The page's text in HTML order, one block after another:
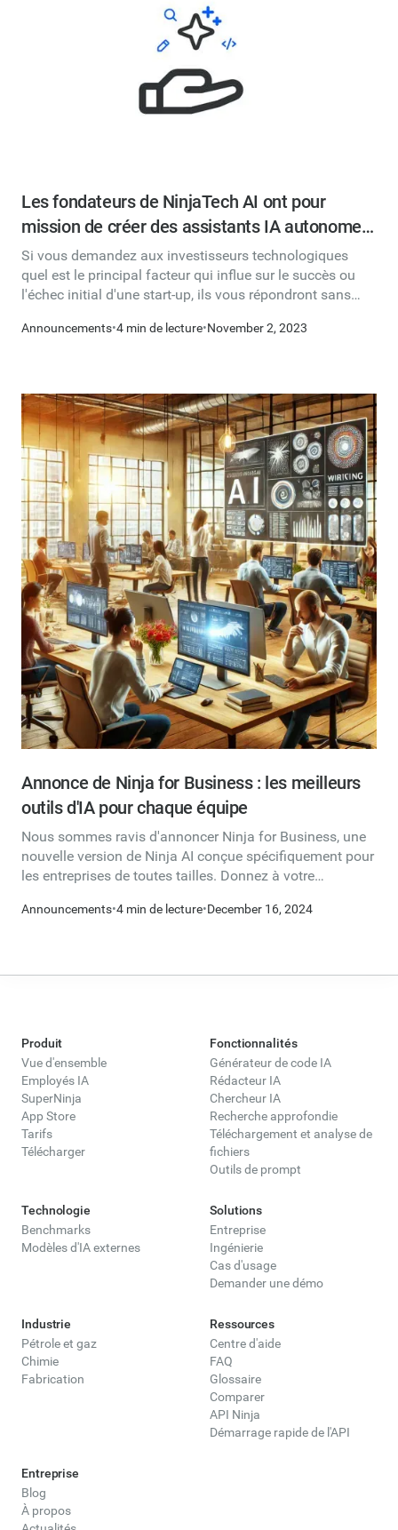
Les fondateurs de NinjaTech AI ont pour
mission de créer des assistants IA autonomes
capables d'accomplir de véritables tâches pour
vous.
Si vous demandez aux investisseurs technologiques
quel est le principal facteur qui influe sur le succès ou
l'échec initial d'une start-up, ils vous répondront sans
créer une nouvelle entreprise technologique à partir de
pour l'exécution, un village qui vous soutient et un peu
de chance.
Announcements•4 min de lecture•November 2, 2023
Annonce de Ninja for Business : les meilleurs
outils d'IA pour chaque équipe
Nous sommes ravis d'annoncer Ninja for Business, une
nouvelle version de Ninja AI conçue spécifiquement pour
les entreprises de toutes tailles. Donnez à votre
rédaction, le codage, la recherche, l'analyse, etc. Ninja for
encore, nous avons conçu Ninja for Business sur le
Announcements•4 min de lecture•December 16, 2024
Produit
Vue d'ensemble
Employés IA
SuperNinja
App Store
Tarifs
Télécharger
Fonctionnalités
Générateur de code IA
Rédacteur IA
Chercheur IA
Recherche approfondie
Téléchargement et analyse de
fichiers
Outils de prompt
Technologie
Benchmarks
Modèles d'IA externes
Solutions
Entreprise
Ingénierie
Cas d'usage
Demander une démo
Industrie
Pétrole et gaz
Chimie
Fabrication
Ressources
Centre d'aide
FAQ
Glossaire
Comparer
API Ninja
Démarrage rapide de l'API
Entreprise
Blog
À propos